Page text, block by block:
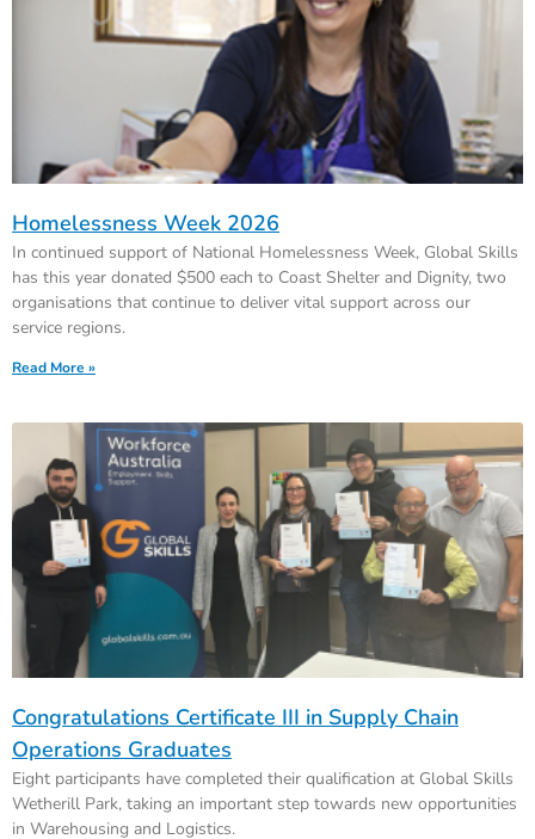
Homelessness Week 2026
In continued support of National Homelessness Week, Global Skills
has this year donated $500 each to Coast Shelter and Dignity, two
organisations that continue to deliver vital support across our
service regions.
Read More »
Congratulations Certificate III in Supply Chain
Operations Graduates
Eight participants have completed their qualification at Global Skills
Wetherill Park, taking an important step towards new opportunities
in Warehousing and Logistics.